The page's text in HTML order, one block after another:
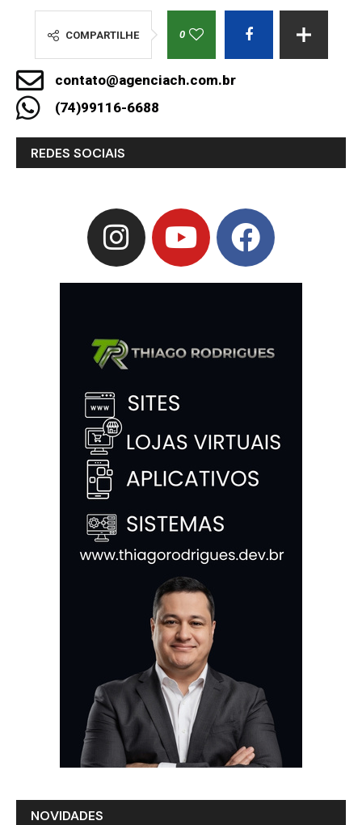
COMPARTILHE 0
contato@agenciach.com.br
(74)99116-6688
REDES SOCIAIS
NOVIDADES